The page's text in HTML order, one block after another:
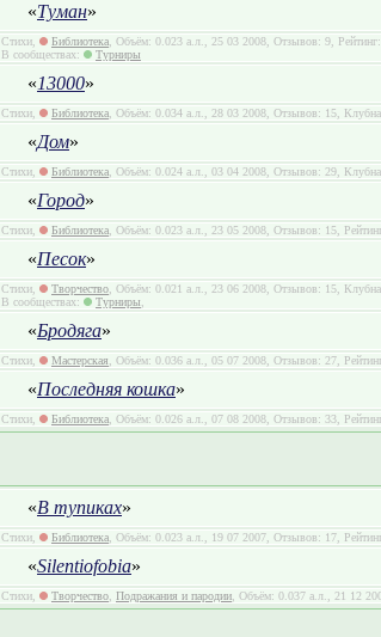
«Туман»
Стихи, Библиотека, Объём: 0.023 а.л., 25 03 2008, Отзывов: 9,
В сообществах:
Турниры
«13000»
Стихи, Библиотека, Объём: 0.034 а.л., 28 03 2008, Отзывов: 15,
«Дом»
Стихи, Библиотека, Объём: 0.024 а.л., 03 04 2008, Отзывов: 29,
«Город»
Стихи, Библиотека, Объём: 0.023 а.л., 23 05 2008, Отзывов: 15,
«Песок»
Стихи, Творчество, Объём: 0.021 а.л., 23 06 2008, Отзывов: 15,
В сообществах:
Турниры,
«Бродяга»
Стихи, Мастерская, Объём: 0.036 а.л., 05 07 2008, Отзывов: 27,
«Последняя кошка»
Стихи, Библиотека, Объём: 0.026 а.л., 07 08 2008, Отзывов: 33,
«В тупиках»
Стихи, Библиотека, Объём: 0.023 а.л., 19 07 2007, Отзывов: 17,
«Silentiofobia»
Стихи, Творчество, Подражания и пародии, Объём: 0.037 а.л., 21 12